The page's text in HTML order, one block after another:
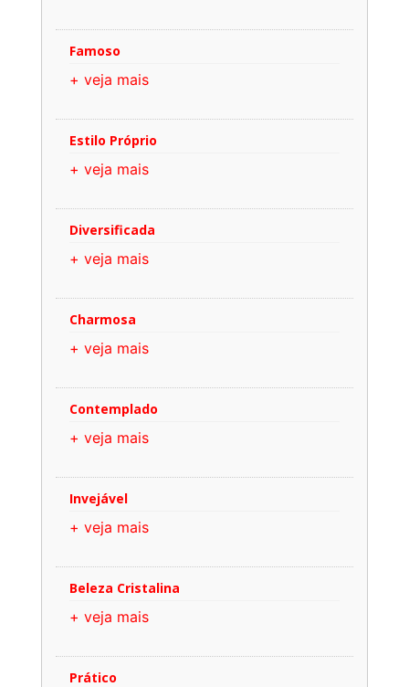
Famoso
+ veja mais
Estilo Próprio
+ veja mais
Diversificada
+ veja mais
Charmosa
+ veja mais
Contemplado
+ veja mais
Invejável
+ veja mais
Beleza Cristalina
+ veja mais
Prático